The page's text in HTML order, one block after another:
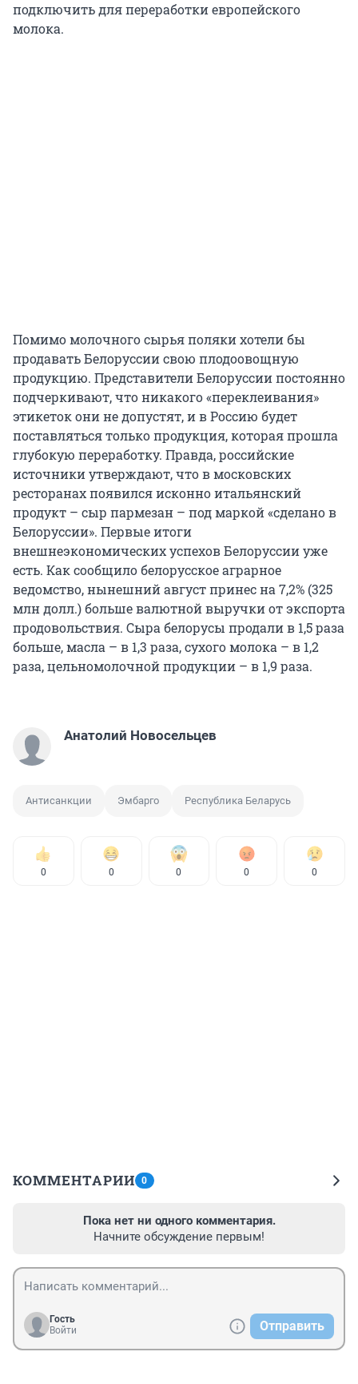
подключить для переработки европейского
молока.
Помимо молочного сырья поляки хотели бы
продавать Белоруссии свою плодоовощную
продукцию. Представители Белоруссии постоянно
подчеркивают, что никакого «переклеивания»
этикеток они не допустят, и в Россию будет
поставляться только продукция, которая прошла
глубокую переработку. Правда, российские
источники утверждают, что в московских
ресторанах появился исконно итальянский
продукт – сыр пармезан – под маркой «сделано в
Белоруссии». Первые итоги
внешнеэкономических успехов Белоруссии уже
есть. Как сообщило белорусское аграрное
ведомство, нынешний август принес на 7,2% (325
млн долл.) больше валютной выручки от экспорта
продовольствия. Сыра белорусы продали в 1,5 раза
больше, масла – в 1,3 раза, сухого молока – в 1,2
раза, цельномолочной продукции – в 1,9 раза.
Анатолий Новосельцев
Антисанкции Эмбарго Республика Беларусь
0 0 0 0 0
КОММЕНТАРИИ 0
Пока нет ни одного комментария.
Начните обсуждение первым!
Гость
Войти
Отправить